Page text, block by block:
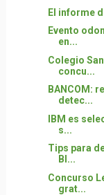
El informe
Evento
en...
Colegio
concu...
BANCOM:
detec...
IBM es
s...
Tips para
Bl...
Concurso
grat...